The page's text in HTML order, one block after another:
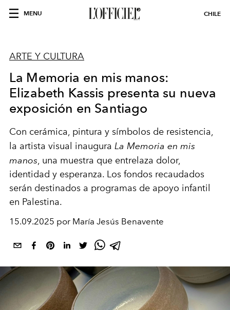
MENU CHILE
ARTE Y CULTURA
La Memoria en mis manos:
Elizabeth Kassis presenta su nueva
exposición en Santiago
Con cerámica, pintura y símbolos de resistencia,
la artista visual inaugura La Memoria en mis
manos, una muestra que entrelaza dolor,
identidad y esperanza. Los fondos recaudados
serán destinados a programas de apoyo infantil
en Palestina.
15.09.2025 por María Jesús Benavente